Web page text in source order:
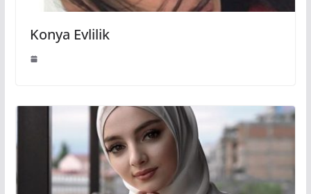
Konya Evlilik